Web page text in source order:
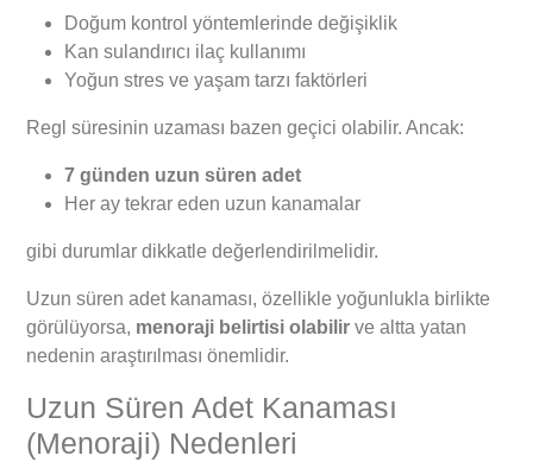
Doğum kontrol yöntemlerinde değişiklik
Kan sulandırıcı ilaç kullanımı
Yoğun stres ve yaşam tarzı faktörleri
Regl süresinin uzaması bazen geçici olabilir. Ancak:
7 günden uzun süren adet
Her ay tekrar eden uzun kanamalar
gibi durumlar dikkatle değerlendirilmelidir.
Uzun süren adet kanaması, özellikle yoğunlukla birlikte
görülüyorsa, menoraji belirtisi olabilir ve altta yatan
nedenin araştırılması önemlidir.
Uzun Süren Adet Kanaması
(Menoraji) Nedenleri